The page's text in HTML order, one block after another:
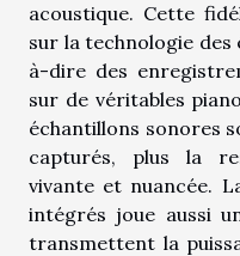
acoustique. Cette
sur la technologie
à-dire des
sur de véritables
échantillons sonores
capturés, plus la
vivante et nuancée.
intégrés joue aussi
transmettent la